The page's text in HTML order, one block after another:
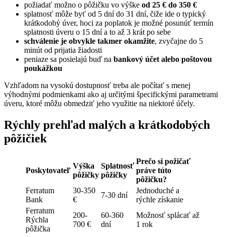
požiadať možno o pôžičku vo výške od 25 € do 350 €
splatnosť môže byť od 5 dní do 31 dní, čiže ide o typický
krátkodobý úver, hoci za poplatok je možné posunúť termín
splatnosti úveru o 15 dní a to až 3 krát po sebe
schválenie je obvykle takmer okamžite, zvyčajne do 5
minút od prijatia žiadosti
peniaze sa posielajú buď na bankový účet alebo poštovou
poukážkou
Vzhľadom na vysokú dostupnosť treba ale počítať s menej
výhodnými podmienkami ako aj určitými špecifickými parametrami
úveru, ktoré môžu obmedziť jeho využitie na niektoré účely.
Rýchly prehľad malých a krátkodobých
pôžičiek
Poskytovateľ
Výška
pôžičky
Splatnosť
pôžičky
Prečo si požičať
práve túto
pôžičku?
Ferratum
Bank
30-350
€
7-30 dní
Jednoduché a
rýchle získanie
Ferratum
Rýchla
pôžička
200-
700 €
60-360
dní
Možnosť splácať až
1 rok